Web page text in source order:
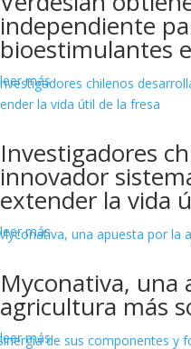
independiente
bioestimulantes
leer más
Investigadores
innovador
extender la vida
leer más
Myconativa, una
agricultura más
leer más